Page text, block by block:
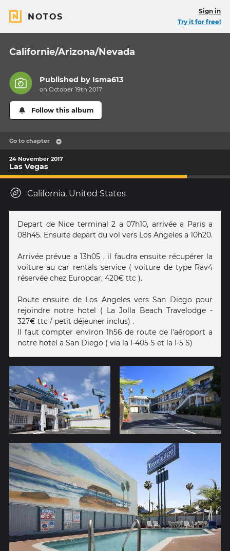
NOTOS
Sign in
Try it for free!
Californie/Arizona/Nevada
Published by Isma613
on October 19th 2017
Follow this album
Go to chapter
24 November 2017
Las Vegas
California, United States
Depart de Nice terminal 2 a 07h10, arrivée a Paris a
08h45. Ensuite depart du vol vers Los Angeles a 10h20.
Arrivée prévue a 13h05 , il faudra ensuite récupérer la
voiture au car rentals service ( voiture de type Rav4
réservée chez Europcar, 420€ ttc ).
Route ensuite de Los Angeles vers San Diego pour
rejoindre notre hotel ( La Jolla Beach Travelodge -
327€ ttc / petit déjeuner inclus) .
Il faut compter environ 1h56 de route de l'aéroport a
notre hotel a San Diego ( via la I-405 S et la I-5 S)